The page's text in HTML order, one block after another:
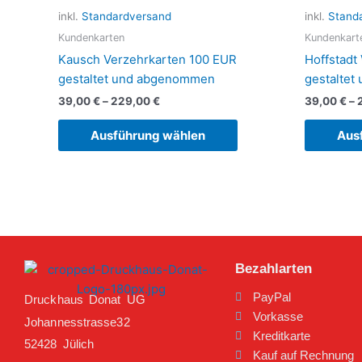
inkl. Standardversand
Kundenkarten
Kausch Verzehrkarten 100 EUR
gestaltet und abgenommen
39,00€–229,00€
Ausführung wählen
Produktseite
inkl.
Hoffstadt
gestaltet
39,00€–
Bezahlarten
PayPal
Vorkasse
Kreditkarte
Kauf auf Rechnung
Druckhaus Donat UG
Johannesstrasse32
52428 Jülich